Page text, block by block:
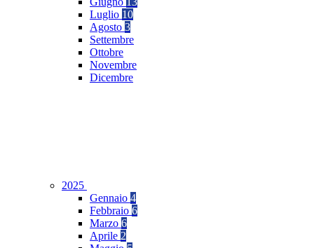
Luglio 10
Agosto 3
Settembre
Ottobre
Novembre
Dicembre
2025
Gennaio 4
Febbraio 6
Marzo 6
Aprile 2